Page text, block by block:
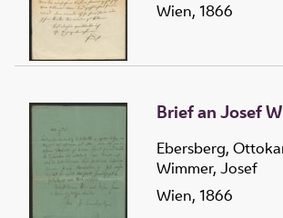
Wien, 1866
Brief an Josef
Ebersberg,
Wimmer, Josef
Wien, 1866